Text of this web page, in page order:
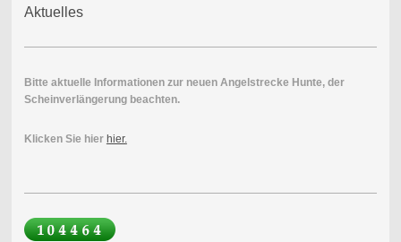
Aktuelles
Bitte aktuelle Informationen zur neuen Angelstrecke Hunte, der
Scheinverlängerung beachten.
Klicken Sie hier hier.